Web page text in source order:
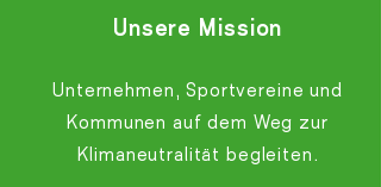
Unsere Mission
Unternehmen, Sportvereine und
Kommunen auf dem Weg zur
Klimaneutralität begleiten.